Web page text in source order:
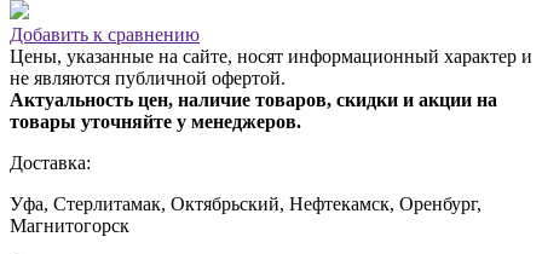
Добавить к сравнению
Цены, указанные на сайте, носят информационный характер и
не являются публичной офертой.
Актуальность цен, наличие товаров, скидки и акции на
товары уточняйте у менеджеров.
Доставка:
Уфа, Стерлитамак, Октябрьский, Нефтекамск, Оренбург,
Магнитогорск